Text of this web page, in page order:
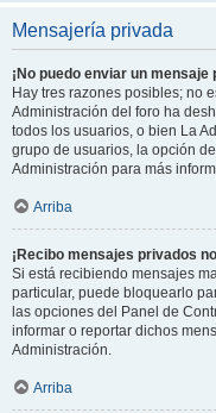
Mensajería privada
¡No puedo enviar un mensaje
Hay tres razones posibles; no
Administración del foro ha
todos los usuarios, o bien La
grupo de usuarios, la opción
Administración para más
Arriba
¡Recibo mensajes privados
Si está recibiendo mensajes
particular, puede bloquearlo
las opciones del Panel de
informar o reportar dichos
Administración.
Arriba